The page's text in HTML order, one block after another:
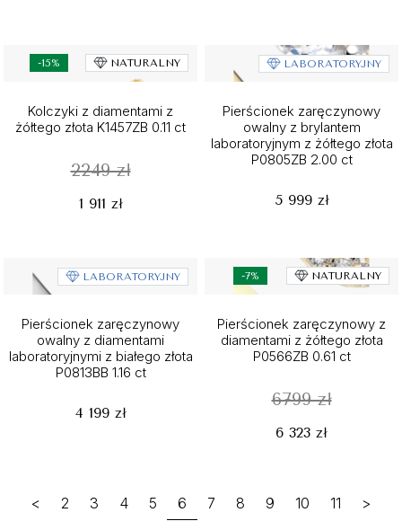
-15% NATURALNY
Kolczyki z diamentami z
żółtego złota K1457ZB 0.11 ct
2249 zł
1 911 zł
LABORATORYJNY
Pierścionek zaręczynowy
owalny z brylantem
laboratoryjnym z żółtego złota
P0805ZB 2.00 ct
5 999 zł
LABORATORYJNY
Pierścionek zaręczynowy
owalny z diamentami
laboratoryjnymi z białego złota
P0813BB 1.16 ct
4 199 zł
-7% NATURALNY
Pierścionek zaręczynowy z
diamentami z żółtego złota
P0566ZB 0.61 ct
6799 zł
6 323 zł
< 2 3 4 5 6 7 8 9 10 11 >